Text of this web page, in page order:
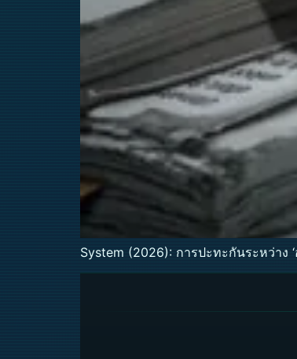
System (2026): การปะทะกันระหว่าง